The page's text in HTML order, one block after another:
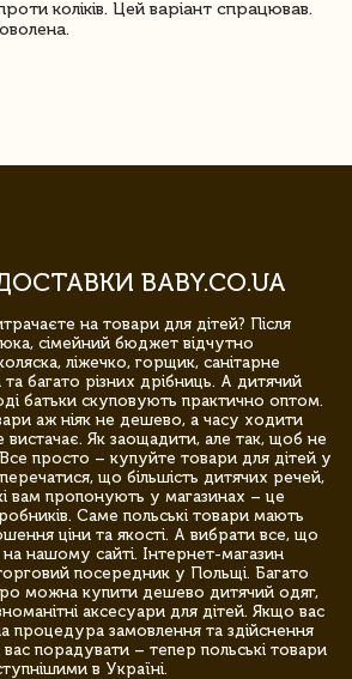
коліків. Цей варіант спрацював.
BABY.CO.UA
на товари для дітей? Після
сімейний бюджет відчутно
ліжечко, горщик, санітарне
багато різних дрібниць. А дитячий
батьки скуповують практично оптом.
аж ніяк не дешево, а часу ходити
вистачає. Як заощадити, але так, щоб не
Все просто – купуйте товари для дітей у
що більшість дитячих речей,
вам пропонують у магазинах – це
Саме польські товари мають
ціни та якості. А вибрати все, що
нашому сайті. Інтернет-магазин
посередник у Польщі. Багато
можна купити дешево дитячий одяг,
аксесуари для дітей. Якщо вас
процедура замовлення та здійснення
порадувати – тепер польські товари
в Україні.